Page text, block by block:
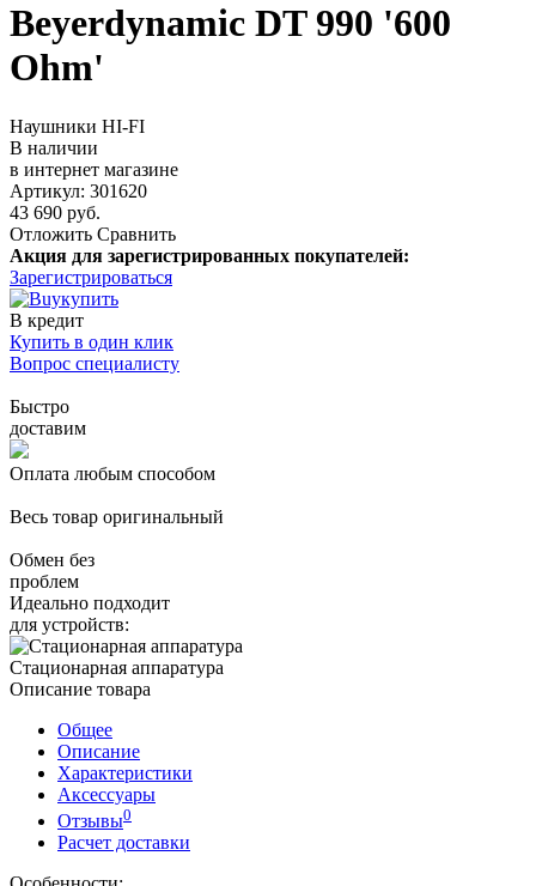
Beyerdynamic DT 990 '600
Ohm'
Наушники HI-FI
В наличии
в интернет магазине
Артикул: 301620
43 690 руб.
Отложить Сравнить
Акция для зарегистрированных покупателей:
Зарегистрироваться
купить
В кредит
Купить в один клик
Вопрос специалисту
Быстро
доставим
Оплата любым способом
Весь товар оригинальный
Обмен без
проблем
Идеально подходит
для устройств:
Стационарная аппаратура
Описание товара
Общее
Описание
Характеристики
Аксессуары
Отзывы0
Расчет доставки